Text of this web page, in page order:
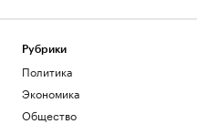
Рубрики
Политика
Экономика
Общество